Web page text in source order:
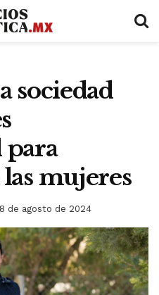
sociedad
mujeres
8 de agosto de 2024